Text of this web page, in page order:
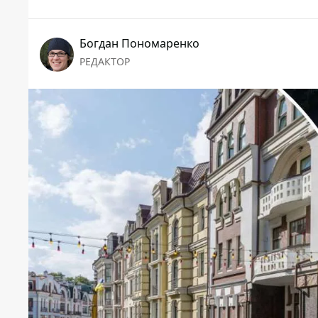
Богдан Пономаренко
РЕДАКТОР